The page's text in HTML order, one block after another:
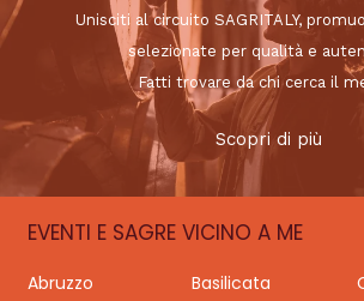
Unisciti al circuito SAGRITALY,
selezionate per qualità e
Fatti trovare da chi cerca il
Scopri di più
EVENTI E SAGRE VICINO A ME
Abruzzo Basilicata